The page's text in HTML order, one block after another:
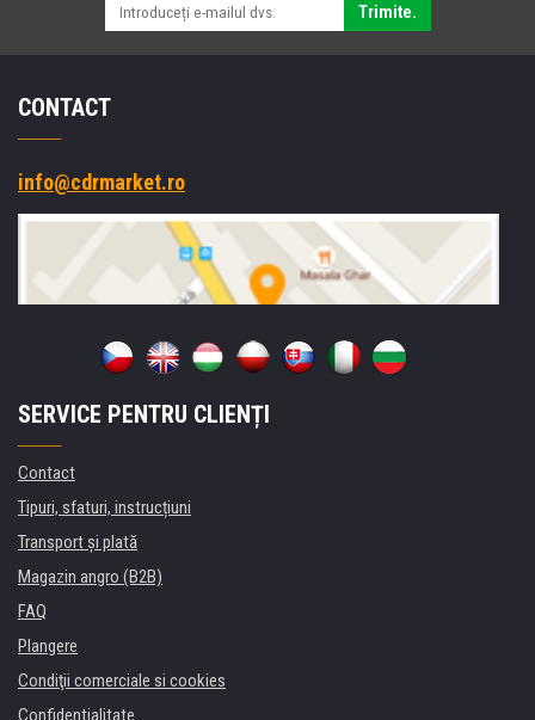
Trimite.
CONTACT
info@cdrmarket.ro
SERVICE PENTRU CLIENȚI
Contact
Tipuri, sfaturi, instrucțiuni
Transport şi plată
Magazin angro (B2B)
FAQ
Plangere
Condiţii comerciale si cookies
Confidentialitate